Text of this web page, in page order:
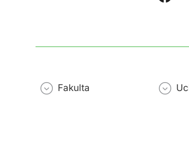
Fakulta